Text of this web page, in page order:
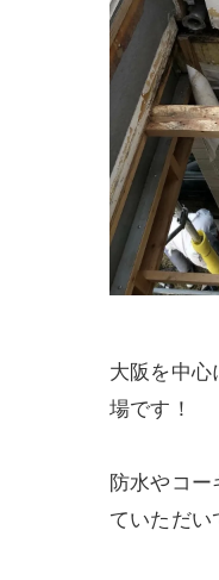
大阪を中心
場です！
防水やコ
ていただい